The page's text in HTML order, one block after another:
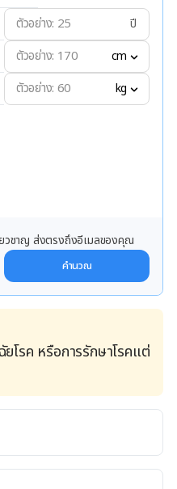
ปี
cm
kg
ยวชาญ ส่งตรงถึงอีเมลของคุณ
คำนวณ
รค หรือการรักษาโรคแต่